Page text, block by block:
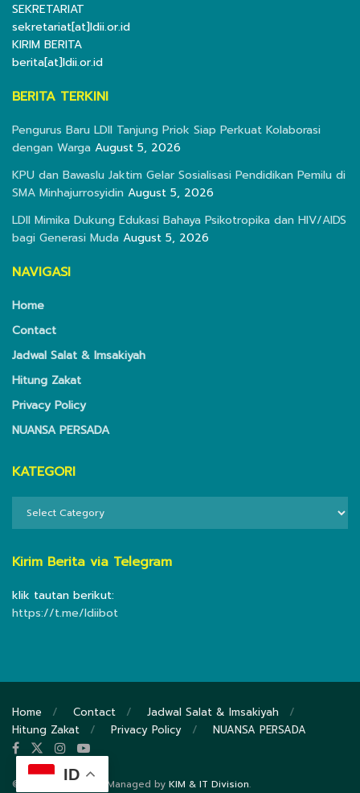
SEKRETARIAT
sekretariat[at]ldii.or.id
KIRIM BERITA
berita[at]ldii.or.id
BERITA TERKINI
Pengurus Baru LDII Tanjung Priok Siap Perkuat Kolaborasi
dengan Warga August 5, 2026
KPU dan Bawaslu Jaktim Gelar Sosialisasi Pendidikan Pemilu di
SMA Minhajurrosyidin August 5, 2026
LDII Mimika Dukung Edukasi Bahaya Psikotropika dan HIV/AIDS
bagi Generasi Muda August 5, 2026
NAVIGASI
Home
Contact
Jadwal Salat & Imsakiyah
Hitung Zakat
Privacy Policy
NUANSA PERSADA
KATEGORI
KATEGORI
Kirim Berita via Telegram
klik tautan berikut:
https://t.me/ldiibot
Home Contact
Jadwal Salat & Imsakiyah
Hitung Zakat
Privacy Policy NUANSA PERSADA
© 2020 DPP LDII - Managed by KIM & IT Division.
ID